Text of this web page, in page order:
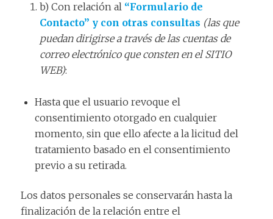
b) Con relación al “Formulario de
Contacto” y con otras consultas (las que
puedan dirigirse a través de las cuentas de
correo electrónico que consten en el SITIO
WEB):
Hasta que el usuario revoque el
consentimiento otorgado en cualquier
momento, sin que ello afecte a la licitud del
tratamiento basado en el consentimiento
previo a su retirada.
Los datos personales se conservarán hasta la
finalización de la relación entre el